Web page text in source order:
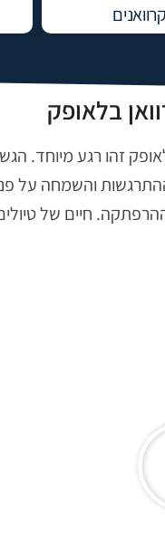
בלאופק
זהו רגע מיוחד.
והשמחה על
חיים של